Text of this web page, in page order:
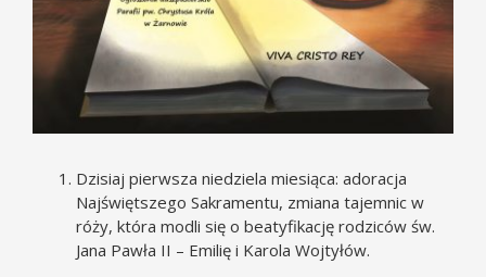
Dzisiaj pierwsza niedziela miesiąca: adoracja
Najświętszego Sakramentu, zmiana tajemnic w
róży, która modli się o beatyfikację rodziców św.
Jana Pawła II – Emilię i Karola Wojtyłów.